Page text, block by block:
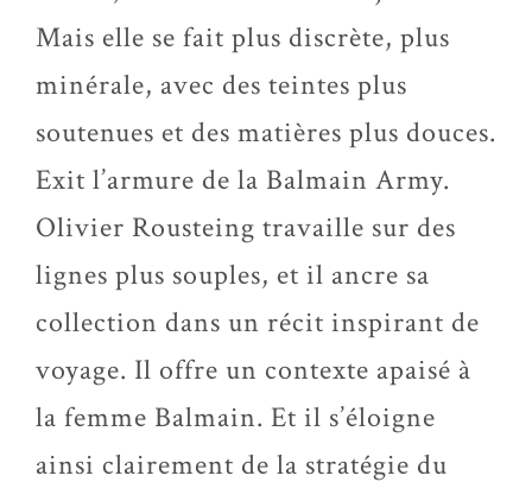
Mais elle se fait plus discrète, plus
minérale, avec des teintes plus
soutenues et des matières plus douces.
Exit l’armure de la Balmain Army.
Olivier Rousteing travaille sur des
lignes plus souples, et il ancre sa
collection dans un récit inspirant de
voyage. Il offre un contexte apaisé à
la femme Balmain. Et il s’éloigne
ainsi clairement de la stratégie du